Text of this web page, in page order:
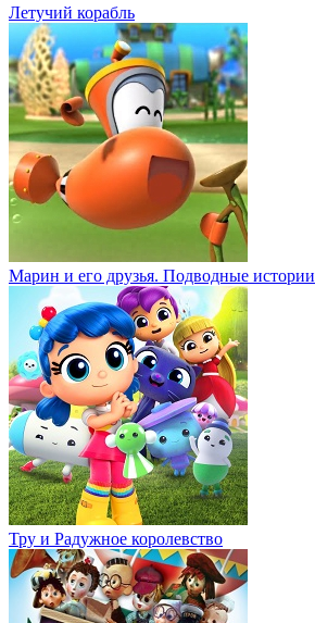
Летучий корабль
Марин и его друзья. Подводные истории
Тру и Радужное королевство